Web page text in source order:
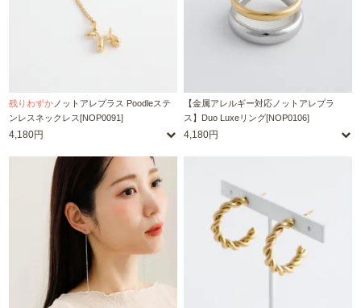
残りわずか ノットアレプラス Poodleステ
ンレスネックレス[NOP0091]
4,180円
【金属アレルギー対応ノットアレプラ
ス】Duo Luxeリング[NOP0106]
4,180円